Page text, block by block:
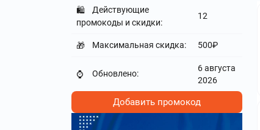
🛍️
Действующие
промокоды и скидки:
12
🎁 Максимальная скидка: 500₽
⌚ Обновлено:
6 августа
2026
Добавить промокод